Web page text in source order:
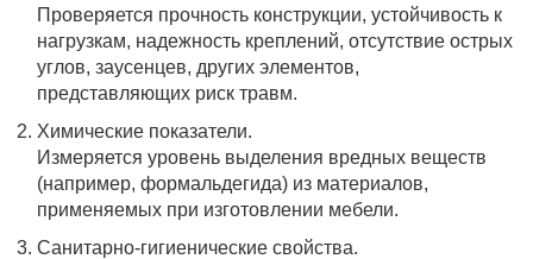
Проверяется прочность конструкции, устойчивость к
нагрузкам, надежность креплений, отсутствие острых
углов, заусенцев, других элементов,
представляющих риск травм.
Химические показатели.
Измеряется уровень выделения вредных веществ
(например, формальдегида) из материалов,
применяемых при изготовлении мебели.
Санитарно-гигиенические свойства.